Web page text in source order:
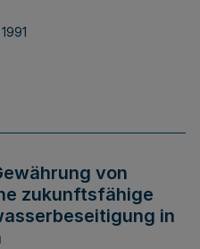
von
zukunftsfähige
in